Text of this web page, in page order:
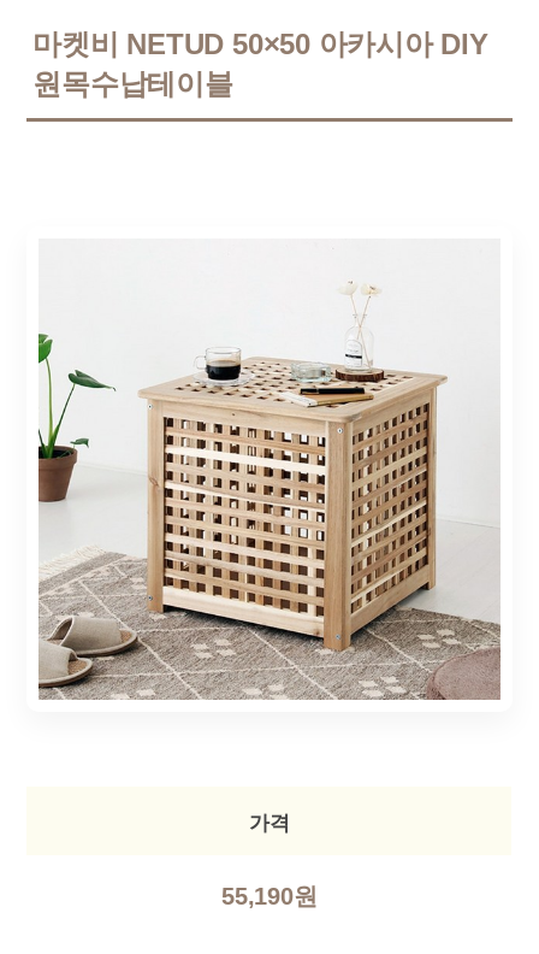
마켓비 NETUD 50×50 아카시아 DIY
원목수납테이블
가격
55,190원